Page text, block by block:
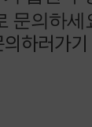
문의하세
의하러가기